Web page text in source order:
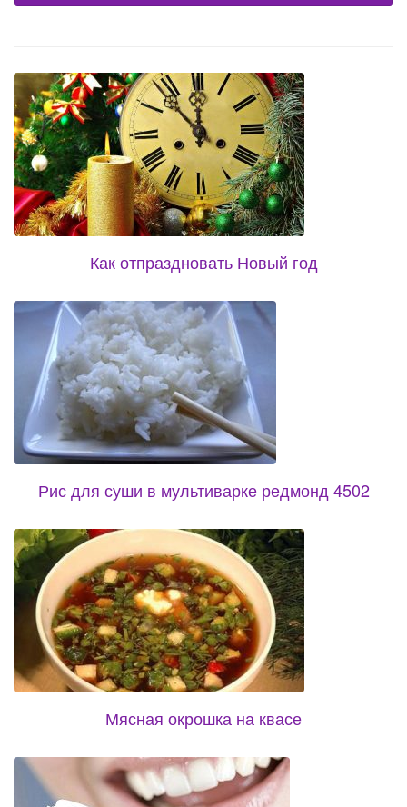
Как отпраздновать Новый год
Рис для суши в мультиварке редмонд 4502
Мясная окрошка на квасе